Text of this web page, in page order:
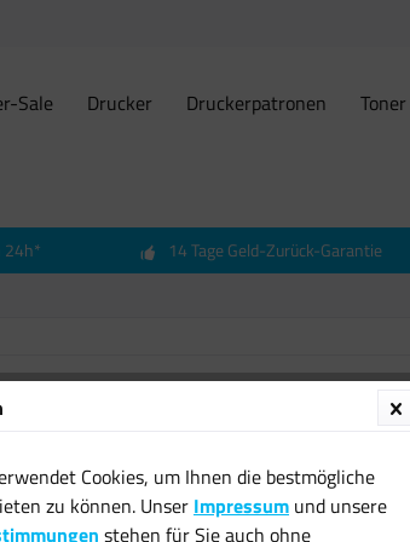
Sale Drucker Druckerpatronen Toner
24h* 14 Tage Geld-Zurück-Garantie
LED
mit
Cookies, um Ihnen die bestmögliche
zu können. Unser Impressum und unsere
stehen für Sie auch ohne